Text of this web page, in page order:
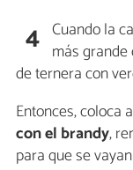
4 Cuando la
más
de ternera con
Entonces, coloca
con el brandy,
para que se